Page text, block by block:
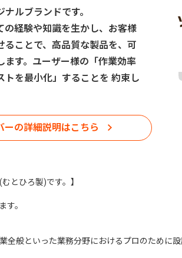
ナルブランドです。
の経験や知識を生かし、お客様
ることで、高品質な製品を、可
ます。ユーザー様の「作業効率
トを最小化」することを 約束し
ーの詳細説明はこちら
とひろ製)です。】
す。
全般といった業務分野におけるプロのために